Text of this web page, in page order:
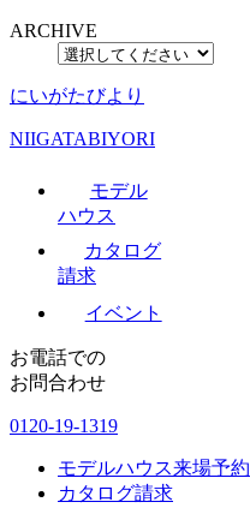
ARCHIVE
にいがたびより
NIIGATABIYORI
モデル
ハウス
カタログ
請求
イベント
お電話での
お問合わせ
0120-19-1319
モデルハウス来場予約
カタログ請求